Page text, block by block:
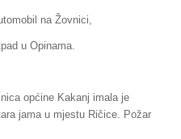
na Žovnici,
u Opinama.
općine Kakanj imala je
jama u mjestu Ričice. Požar